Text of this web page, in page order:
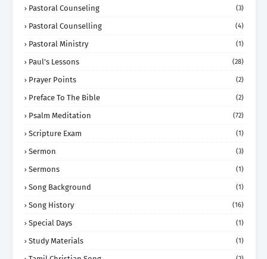
Pastoral Counseling (3)
Pastoral Counselling (4)
Pastoral Ministry (1)
Paul's Lessons (28)
Prayer Points (2)
Preface To The Bible (2)
Psalm Meditation (72)
Scripture Exam (1)
Sermon (3)
Sermons (1)
Song Background (1)
Song History (16)
Special Days (1)
Study Materials (1)